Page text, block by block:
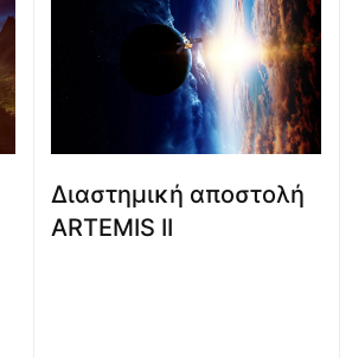
Διαστημική αποστολή
ARTEMIS II